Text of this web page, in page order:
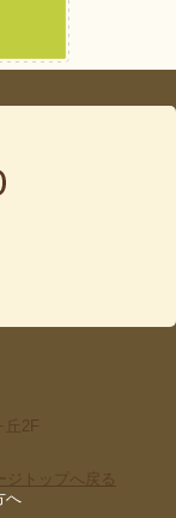
丘2F
へ